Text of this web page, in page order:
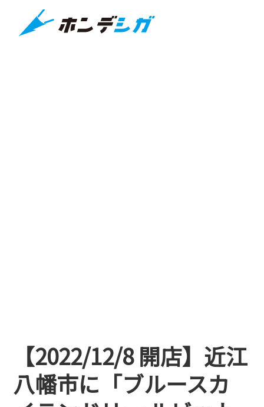
【2022/12/8 開店】近江
八幡市に「ブルースカ